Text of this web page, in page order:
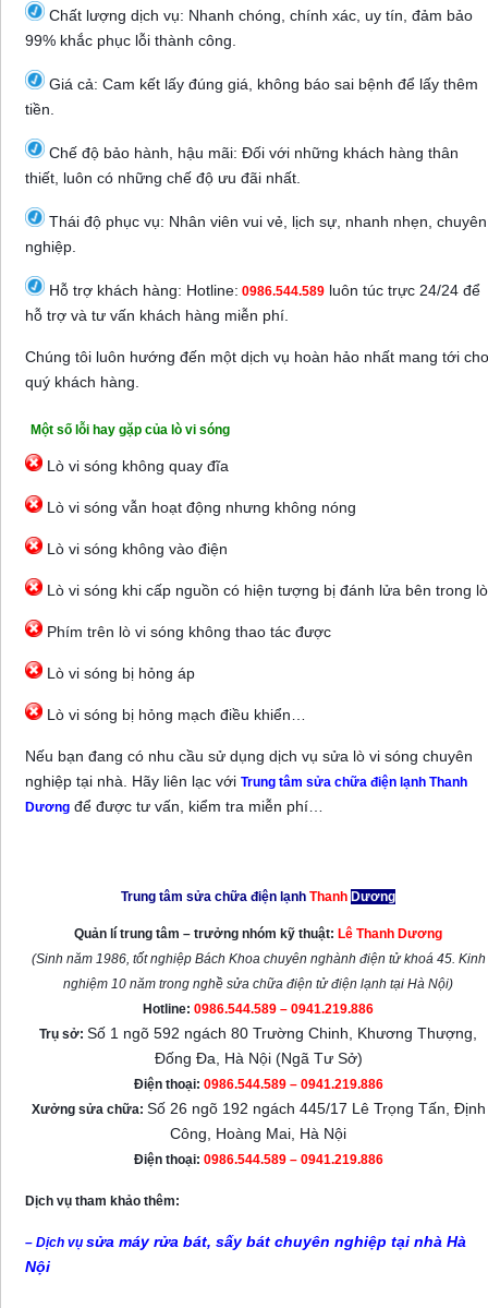
Chất lượng dịch vụ: Nhanh chóng, chính xác, uy tín, đảm bảo
99% khắc phục lỗi thành công.
Giá cả: Cam kết lấy đúng giá, không báo sai bệnh để lấy thêm
tiền.
Chế độ bảo hành, hậu mãi: Đối với những khách hàng thân
thiết, luôn có những chế độ ưu đãi nhất.
Thái độ phục vụ: Nhân viên vui vẻ, lịch sự, nhanh nhẹn, chuyên
nghiệp.
Hỗ trợ khách hàng: Hotline: 0986.544.589 luôn túc trực 24/24 để
hỗ trợ và tư vấn khách hàng miễn phí.
Chúng tôi luôn hướng đến một dịch vụ hoàn hảo nhất mang tới cho
quý khách hàng.
Một số lỗi hay gặp của lò vi sóng
Lò vi sóng không quay đĩa
Lò vi sóng vẫn hoạt động nhưng không nóng
Lò vi sóng không vào điện
Lò vi sóng khi cấp nguồn có hiện tượng bị đánh lửa bên trong lò
Phím trên lò vi sóng không thao tác được
Lò vi sóng bị hỏng áp
Lò vi sóng bị hỏng mạch điều khiển…
Nếu bạn đang có nhu cầu sử dụng dịch vụ sửa lò vi sóng chuyên
nghiệp tại nhà. Hãy liên lạc với Trung tâm sửa chữa điện lạnh Thanh
Dương để được tư vấn, kiểm tra miễn phí…
Trung tâm sửa chữa điện lạnh Thanh Dương
Quản lí trung tâm – trưởng nhóm kỹ thuật: Lê Thanh Dương
(Sinh năm 1986, tốt nghiệp Bách Khoa chuyên nghành điện tử khoá 45. Kinh
nghiệm 10 năm trong nghề sửa chữa điện tử điện lạnh tại Hà Nội)
Hotline: 0986.544.589 – 0941.219.886
Trụ sở: Số 1 ngõ 592 ngách 80 Trường Chinh, Khương Thượng,
Đống Đa, Hà Nội (Ngã Tư Sở)
Điện thoại: 0986.544.589 – 0941.219.886
Xưởng sửa chữa: Số 26 ngõ 192 ngách 445/17 Lê Trọng Tấn, Định
Công, Hoàng Mai, Hà Nội
Điện thoại: 0986.544.589 – 0941.219.886
Dịch vụ tham khảo thêm:
– Dịch vụ sửa máy rửa bát, sấy bát chuyên nghiệp tại nhà Hà
Nội